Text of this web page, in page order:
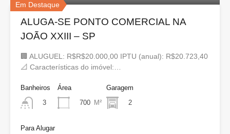
Em Destaque
ALUGA-SE PONTO COMERCIAL NA
JOÃO XXIII – SP
🏢 ALUGUEL: R$R$20.000,00 IPTU (anual): R$20.723,40
📐 Características do imóvel:…
Banheiros
3
Área
700 M²
Garagem
2
Para Alugar